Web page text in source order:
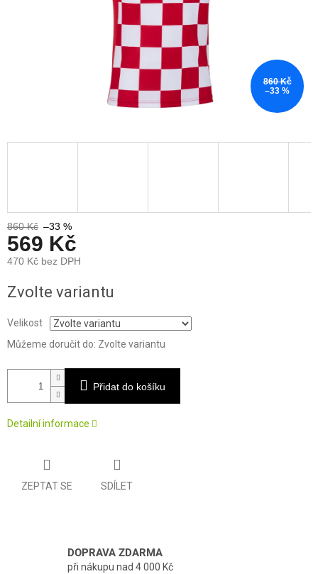
860 Kč
–33 %
860 Kč –33 %
569 Kč
470 Kč bez DPH
cena:
Zvolte variantu
Velikost
Můžeme doručit do: Zvolte variantu
Přidat do košíku
Detailní informace
ZEPTAT SE SDÍLET
DOPRAVA ZDARMA
při nákupu nad 4 000 Kč